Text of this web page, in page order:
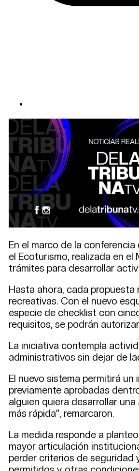
En el marco de la
el Ecoturismo, realizada en
trámites para desarrollar
Hasta ahora, cada
recreativas. Con el nuevo
especie de checklist con
requisitos, se podrán
La iniciativa contempla
administrativos sin dejar de
El nuevo sistema permitirá
previamente aprobadas
alguien quiera desarrollar
más rápida”, remarcaron.
La medida responde a
mayor articulación
perder criterios de seguridad